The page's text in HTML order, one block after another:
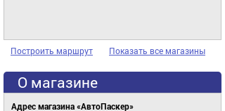
Построить маршрут Показать все магазины
О магазине
Адрес магазина «АвтоПаскер»